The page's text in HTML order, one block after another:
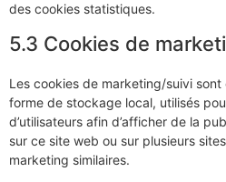
des cookies statistiques.
5.3 Cookies de
Les cookies de marketing/suivi
forme de stockage local, utilisés
d’utilisateurs afin d’afficher de la
sur ce site web ou sur plusieurs
marketing similaires.